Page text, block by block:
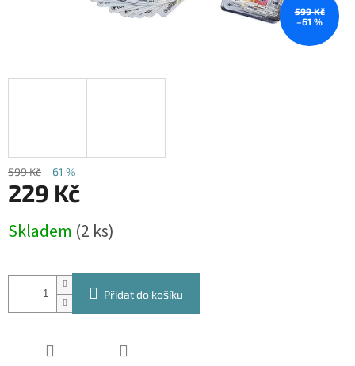
599 Kč
–61 %
599 Kč –61 %
229 Kč
cena:
Skladem (2 ks)
Přidat do košíku